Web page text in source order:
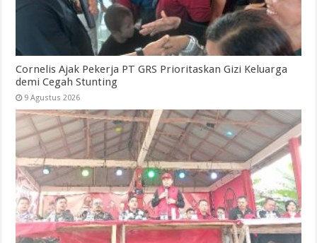
Cornelis Ajak Pekerja PT GRS Prioritaskan Gizi Keluarga
demi Cegah Stunting
9 Agustus 2026